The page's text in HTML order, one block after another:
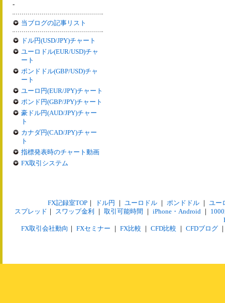
-
当ブログの記事リスト
ドル円(USD/JPY)チャート
ユーロドル(EUR/USD)チャ
ート
ポンドドル(GBP/USD)チャ
ート
ユーロ円(EUR/JPY)チャート
ポンド円(GBP/JPY)チャート
豪ドル円(AUD/JPY)チャー
ト
カナダ円(CAD/JPY)チャー
ト
指標発表時のチャート動画
FX取引システム
FX記録室TOP｜ ドル円 ｜ ユーロドル｜ ポンドドル｜ ユー
スプレッド ｜ スワップ金利 ｜ 取引可能時間 ｜ iPhone・Android ｜
FX取引会社動向 ｜ FXセミナー ｜ FX比較 ｜ CFD比較 ｜ CFDブログ